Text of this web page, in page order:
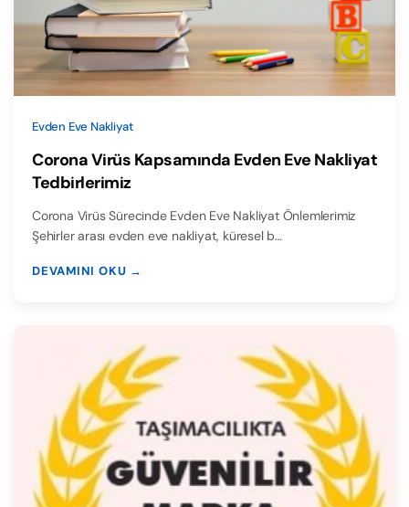
Evden Eve Nakliyat
Corona Virüs Kapsamında Evden Eve Nakliyat
Tedbirlerimiz
Corona Virüs Sürecinde Evden Eve Nakliyat Önlemlerimiz
Şehirler arası evden eve nakliyat, küresel b…
DEVAMINI OKU →